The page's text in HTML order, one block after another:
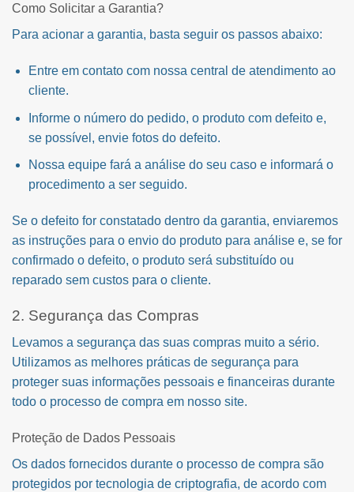
Como Solicitar a Garantia?
Para acionar a garantia, basta seguir os passos abaixo:
Entre em contato com nossa central de atendimento ao
cliente.
Informe o número do pedido, o produto com defeito e,
se possível, envie fotos do defeito.
Nossa equipe fará a análise do seu caso e informará o
procedimento a ser seguido.
Se o defeito for constatado dentro da garantia, enviaremos
as instruções para o envio do produto para análise e, se for
confirmado o defeito, o produto será substituído ou
reparado sem custos para o cliente.
2. Segurança das Compras
Levamos a segurança das suas compras muito a sério.
Utilizamos as melhores práticas de segurança para
proteger suas informações pessoais e financeiras durante
todo o processo de compra em nosso site.
Proteção de Dados Pessoais
Os dados fornecidos durante o processo de compra são
protegidos por tecnologia de criptografia, de acordo com